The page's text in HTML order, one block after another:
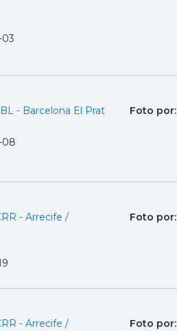
03
- Barcelona El Prat
08
Foto por:
- Arrecife /
Foto por:
- Arrecife /
Foto por: